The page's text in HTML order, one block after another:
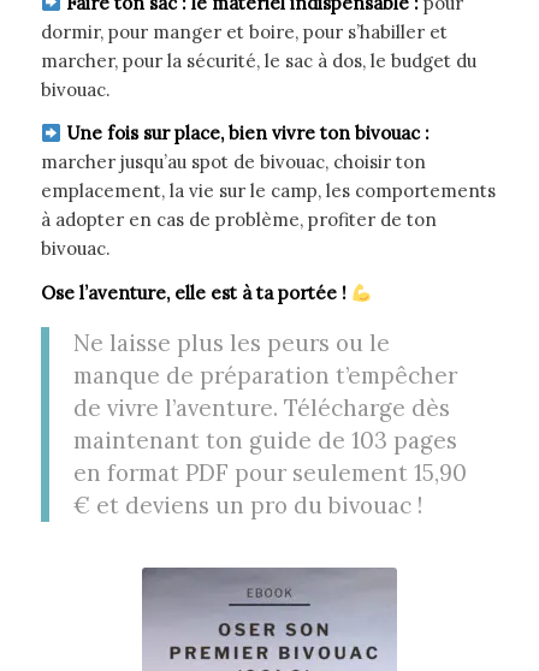
dormir, pour manger et boire, pour s’habiller et
marcher, pour la sécurité, le sac à dos, le budget du
bivouac.
Une fois sur place, bien vivre ton bivouac :
marcher jusqu’au spot de bivouac, choisir ton
emplacement, la vie sur le camp, les comportements
à adopter en cas de problème, profiter de ton
bivouac.
Ose l’aventure, elle est à ta portée !
Ne laisse plus les peurs ou le
manque de préparation t’empêcher
de vivre l’aventure. Télécharge dès
maintenant ton guide de 103 pages
en format PDF pour seulement 15,90
€ et deviens un pro du bivouac !